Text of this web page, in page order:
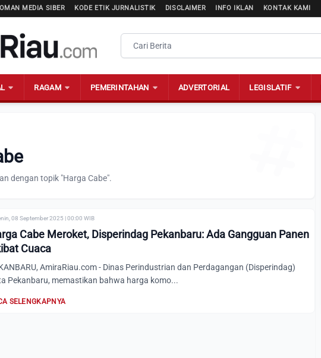
MEDIA SIBER KODE ETIK JURNALISTIK DISCLAIMER INFO IKLAN KONTAK KAMI
RAGAM PEMERINTAHAN ADVERTORIAL LEGISLATIF
dengan topik "Harga Cabe".
08 September 2025 | 00:00 WIB
Cabe Meroket, Disperindag Pekanbaru: Ada Gangguan Panen
Cuaca
AmiraRiau.com - Dinas Perindustrian dan Perdagangan (Disperindag)
Pekanbaru, memastikan bahwa harga komo...
SELENGKAPNYA